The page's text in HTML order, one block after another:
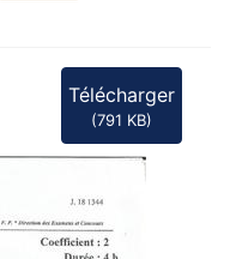
Télécharger
(791 KB)